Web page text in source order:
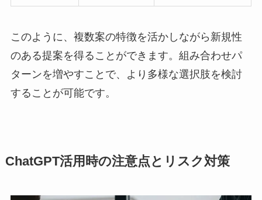
このように、複数案の特徴を活かしながら新規性
のある提案を得ることができます。組み合わせパ
ターンを増やすことで、より多様な選択肢を検討
することが可能です。
ChatGPT活用時の注意点とリスク対策